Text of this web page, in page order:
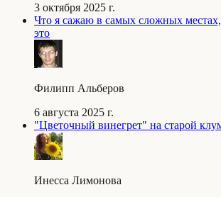
3 октября 2025 г.
Что я сажаю в самых сложных
это
Филипп Альберов
6 августа 2025 г.
"Цветочный винегрет" на старой
Инесса Лимонова